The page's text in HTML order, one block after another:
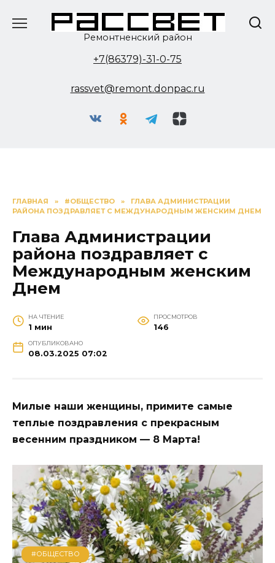
Ремонтненский район
+7(86379)-31-0-75
rassvet@remont.donpac.ru
ГЛАВНАЯ » #ОБЩЕСТВО »
ГЛАВА АДМИНИСТРАЦИИ
РАЙОНА ПОЗДРАВЛЯЕТ С МЕЖДУНАРОДНЫМ ЖЕНСКИМ ДНЕМ
Глава Администрации
района поздравляет с
Международным женским
Днем
НА ЧТЕНИЕ
1 мин
ПРОСМОТРОВ
146
ОПУБЛИКОВАНО
08.03.2025 07:02
Милые наши женщины, примите самые
теплые поздравления с прекрасным
весенним праздником — 8 Марта!
#ОБЩЕСТВО